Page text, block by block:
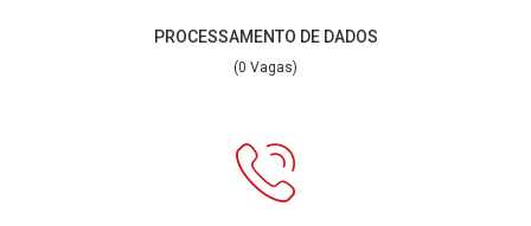
PROCESSAMENTO DE DADOS
(0 Vagas)